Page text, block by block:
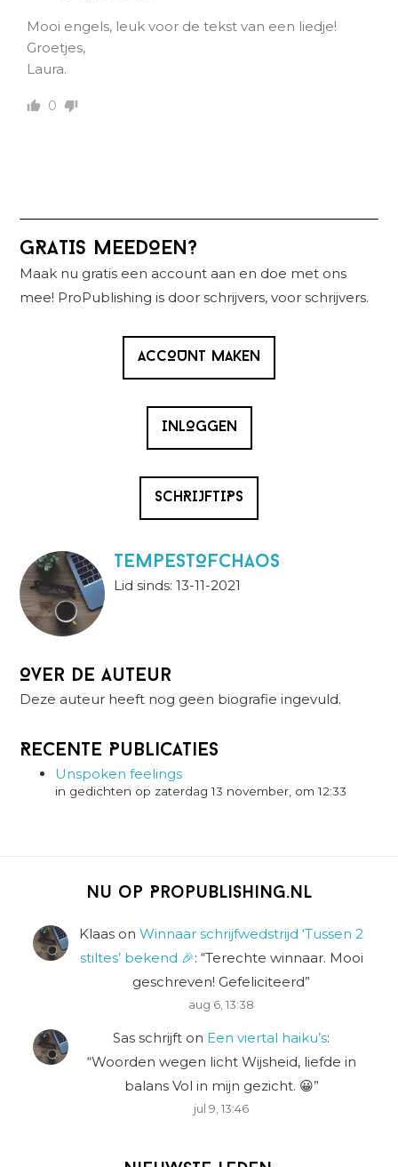
Mooi engels, leuk voor de tekst van een liedje!
Groetjes,
Laura.
0
Primaire
Sidebar
GRATIS MEEDOEN?
Maak nu gratis een account aan en doe met ons
mee! ProPublishing is door schrijvers, voor schrijvers.
ACCOUNT MAKEN
INLOGGEN
SCHRIJFTIPS
TempestOfChaos
Lid sinds: 13-11-2021
Over de auteur
Deze auteur heeft nog geen biografie ingevuld.
Recente Publicaties
Unspoken feelings
in gedichten op zaterdag 13 november, om 12:33
Nu op Propublishing.nl
Klaas on Winnaar schrijfwedstrijd ‘Tussen 2
stiltes’ bekend 🎉: “Terechte winnaar. Mooi
geschreven! Gefeliciteerd”
aug 6, 13:38
Sas schrijft on Een viertal haiku’s:
“Woorden wegen licht Wijsheid, liefde in
balans Vol in mijn gezicht. 😀”
jul 9, 13:46